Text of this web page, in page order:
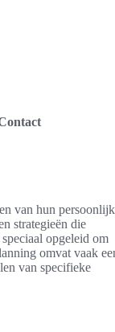
van hun
strategieën die
opgeleid om
omvat vaak
van specifieke